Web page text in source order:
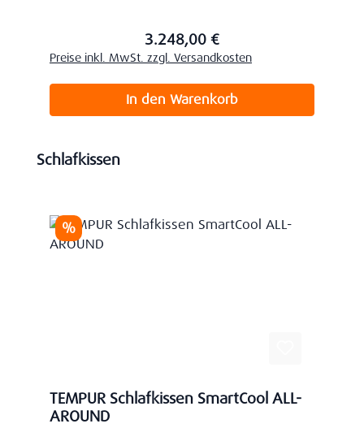
Regulärer Preis:3.248,00 €
Preise inkl. MwSt. zzgl. Versandkosten
In den Warenkorb
Produktgalerie überspringen
Schlafkissen
Rabatt
%
TEMPUR Schlafkissen SmartCool ALL-
AROUND